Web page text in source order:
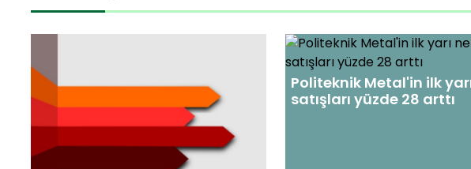
Politeknik Metal'in ilk
satışları yüzde 28 arttı